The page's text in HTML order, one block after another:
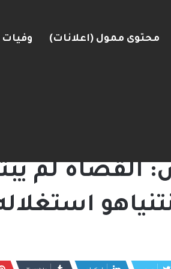
محتوى ممول (اعلانات) وفيات
القضاة لم